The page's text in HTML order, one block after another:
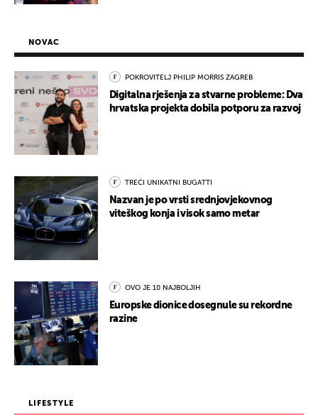
NOVAC
POKROVITELJ PHILIP MORRIS ZAGREB
Digitalna rješenja za stvarne probleme: Dva
hrvatska projekta dobila potporu za razvoj
TREĆI UNIKATNI BUGATTI
Nazvan je po vrsti srednjovjekovnog
viteškog konja i visok samo metar
OVO JE 10 NAJBOLJIH
Europske dionice dosegnule su rekordne
razine
LIFESTYLE